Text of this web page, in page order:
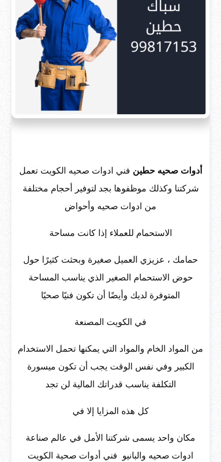
أدوات صحيه حطين فني ادوات صحيه الكويت تعمل
شركتنا وكذلك موظفوها بجد لتوفير أحجام مختلفة
من ادوات صحيه وأحواض
الاستحمام للعملاء إذا كانت مساحة
حمامك ، عزيزي العميل صغيرة وبحثت كثيرًا حول
حوض الاستحمام الصغير الذي يناسب المساحة
المتوفرة لديك وأيضًا أن تكون فنيًا صحيًا
في الكويت المصنعة
من المواد الخام والمواد التي يمكنها تحمل الاستخدام
الكبير وفي نفس الوقت يجب أن تكون ميسورة
التكلفة يناسب قدراتك المالية لن تجد
كل هذه المزايا إلا في
مكان واحد يسمى شركتنا الأمل في عالم صناعة
ادوات صحيه والبانيو فني أدوات صحية الكويت